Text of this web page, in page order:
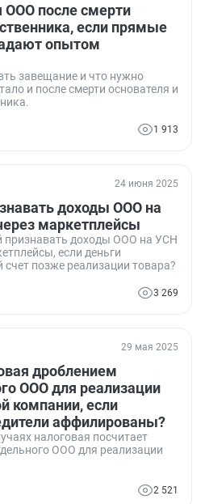
ООО после смерти
если прямые
опытом
завещание и что нужно
и после смерти основателя и
1 913
24 июня 2025
доходы ООО на
маркетплейсы
признавать доходы ООО на УСН
если деньги
позже реализации товара?
3 269
29 мая 2025
дроблением
ООО для реализации
компании, если
аффилированы?
налоговая посчитает
ООО для реализации
2 521